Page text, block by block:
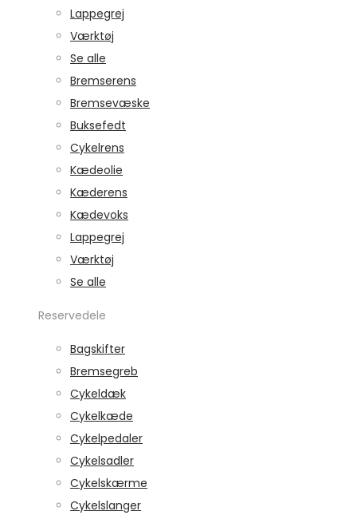
Lappegrej
Værktøj
Se alle
Bremserens
Bremsevæske
Buksefedt
Cykelrens
Kædeolie
Kæderens
Kædevoks
Lappegrej
Værktøj
Se alle
Reservedele
Bagskifter
Bremsegreb
Cykeldæk
Cykelkæde
Cykelpedaler
Cykelsadler
Cykelskærme
Cykelslanger